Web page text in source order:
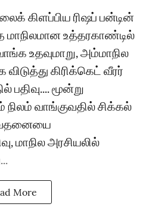
கிளப்பிய ரிஷப் பன்டின்
உத்தரகாண்டில்
உதவுமாறு, அம்மாநில
கிரிக்கெட் வீரர்
மூன்று
நிலம் வாங்குவதில் சிக்கல்
மாநில அரசியலில்
More